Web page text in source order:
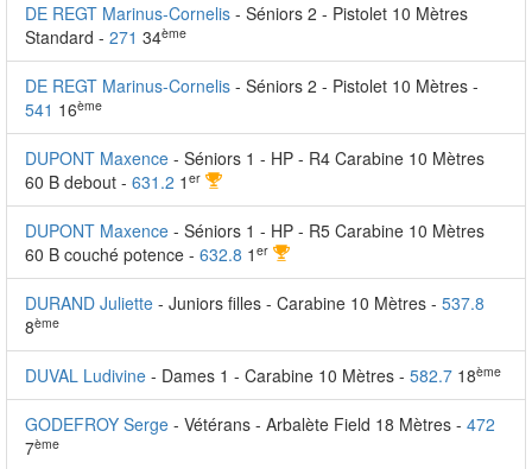
DE REGT Marinus-Cornelis - Séniors 2 - Pistolet 10 Mètres
Standard - 271 34ème
DE REGT Marinus-Cornelis - Séniors 2 - Pistolet 10 Mètres -
541 16ème
DUPONT Maxence - Séniors 1 - HP - R4 Carabine 10 Mètres
60 B debout - 631.2 1 er
DUPONT Maxence - Séniors 1 - HP - R5 Carabine 10 Mètres
60 B couché potence - 632.8 1 er
DURAND Juliette - Juniors filles - Carabine 10 Mètres - 537.8
8ème
DUVAL Ludivine - Dames 1 - Carabine 10 Mètres - 582.7 18ème
GODEFROY Serge - Vétérans - Arbalète Field 18 Mètres - 472
7ème